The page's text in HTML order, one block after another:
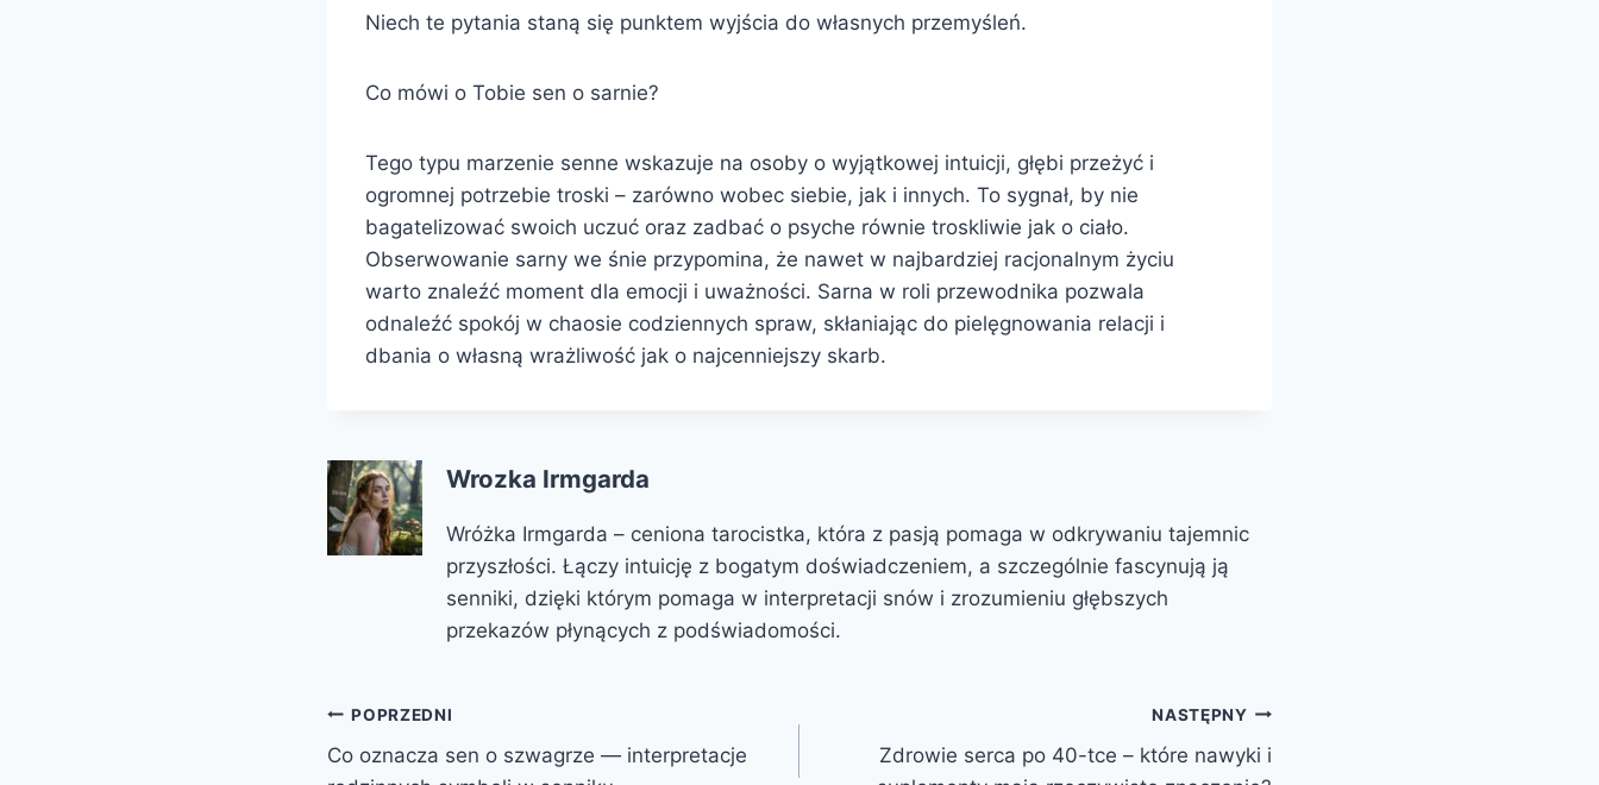
Niech te pytania staną się punktem wyjścia do własnych przemyśleń.
Co mówi o Tobie sen o sarnie?
Tego typu marzenie senne wskazuje na osoby o wyjątkowej intuicji, głębi przeżyć i
ogromnej potrzebie troski – zarówno wobec siebie, jak i innych. To sygnał, by nie
bagatelizować swoich uczuć oraz zadbać o psyche równie troskliwie jak o ciało.
Obserwowanie sarny we śnie przypomina, że nawet w najbardziej racjonalnym życiu
warto znaleźć moment dla emocji i uważności. Sarna w roli przewodnika pozwala
odnaleźć spokój w chaosie codziennych spraw, skłaniając do pielęgnowania relacji i
dbania o własną wrażliwość jak o najcenniejszy skarb.
Wrozka Irmgarda
Wróżka Irmgarda – ceniona tarocistka, która z pasją pomaga w odkrywaniu tajemnic
przyszłości. Łączy intuicję z bogatym doświadczeniem, a szczególnie fascynują ją
senniki, dzięki którym pomaga w interpretacji snów i zrozumieniu głębszych
przekazów płynących z podświadomości.
Nawigacja
wpisu
POPRZEDNI
Co oznacza sen o szwagrze — interpretacje
NASTĘPNY
Zdrowie serca po 40-tce – które nawyki i